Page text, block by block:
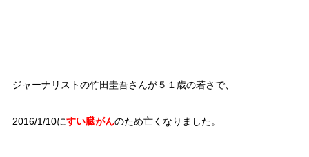
ジャーナリストの竹田圭吾さんが５１歳の若さで、
2016/1/10にすい臓がんのため亡くなりました。